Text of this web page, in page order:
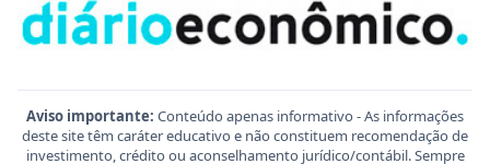
Aviso importante: Conteúdo apenas informativo - As informações
deste site têm caráter educativo e não constituem recomendação de
investimento, crédito ou aconselhamento jurídico/contábil. Sempre